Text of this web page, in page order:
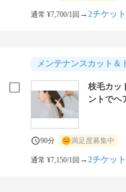
通常 ¥7,700/1回 →2チケッ
メンテナンスカット＆
枝毛カッ
ントでヘ
90分 満足度募集中
通常 ¥7,150/1回 →2チケッ